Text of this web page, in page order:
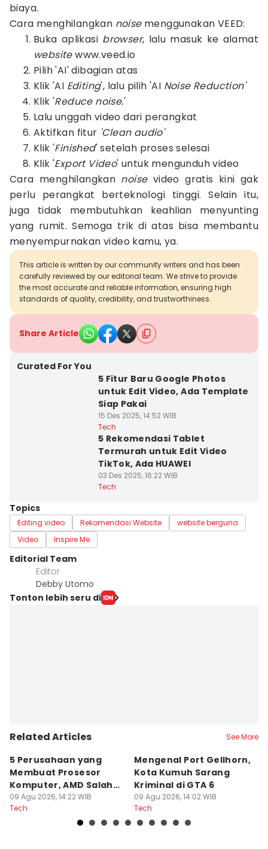
biaya.
Cara menghilangkan noise menggunakan VEED:
Buka aplikasi browser, lalu masuk ke alamat
websitewww.veed.io
Pilih 'AI' dibagian atas
Klik 'AI Editing', lalu pilih 'AI Noise Reduction'
Klik 'Reduce noise.'
Lalu unggah video dari perangkat
Aktifkan fitur 'Clean audio'
Klik 'Finished' setelah proses selesai
Klik 'Export Video' untuk mengunduh video
Cara menghilangkan noise video gratis kini gak
perlu perangkat berteknologi tinggi. Selain itu,
juga tidak membutuhkan keahlian menyunting
yang rumit. Semoga trik di atas bisa membantu
menyempurnakan video kamu, ya.
This article is written by our community writers and has been
carefully reviewed by our editorial team. We strive to provide
the most accurate and reliable information, ensuring high
standards of quality, credibility, and trustworthiness.
Share Article
Curated For You
5 Fitur Baru Google Photos
untuk Edit Video, Ada Template
Siap Pakai
15 Des 2025, 14:52 WIB
Tech
5 Rekomendasi Tablet
Termurah untuk Edit Video
TikTok, Ada HUAWEI
03 Des 2025, 16:22 WIB
Tech
Topics
Editing video Rekomendasi Website
website berguna
Video
Inspire Me
Editorial Team
Editor
Debby Utomo
Tonton lebih seru di
Related Articles See More
5 Perusahaan yang
Membuat Prosesor
Komputer, AMD Salah
Satunya
09 Agu 2026, 14:22 WIB
Tech
Mengenal Port Gellhorn,
Kota Kumuh Sarang
Kriminal di GTA 6
09 Agu 2026, 14:02 WIB
Tech